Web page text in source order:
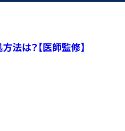
法は？【医師監修】